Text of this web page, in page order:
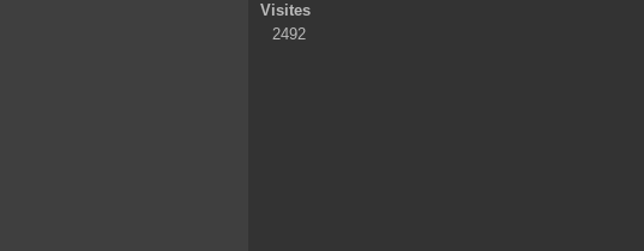
Visites
2492